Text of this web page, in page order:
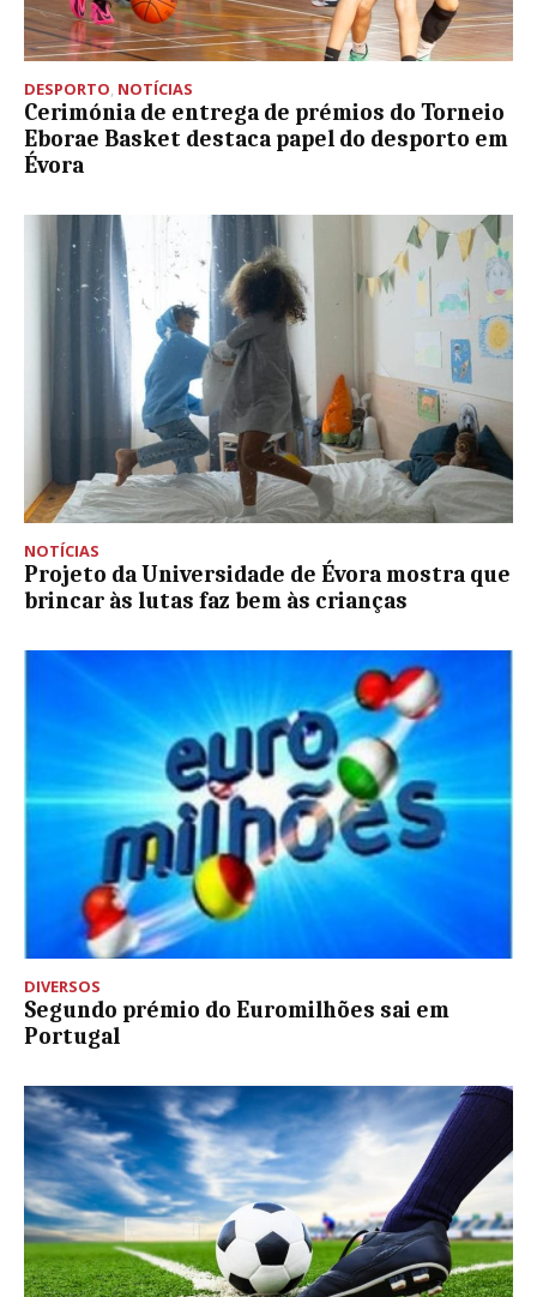
DESPORTO, NOTÍCIAS
Cerimónia de entrega de prémios do Torneio
Eborae Basket destaca papel do desporto em
Évora
NOTÍCIAS
Projeto da Universidade de Évora mostra que
brincar às lutas faz bem às crianças
DIVERSOS
Segundo prémio do Euromilhões sai em
Portugal